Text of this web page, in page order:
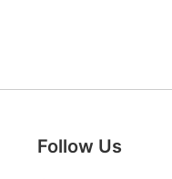
Follow Us
real și analiză date